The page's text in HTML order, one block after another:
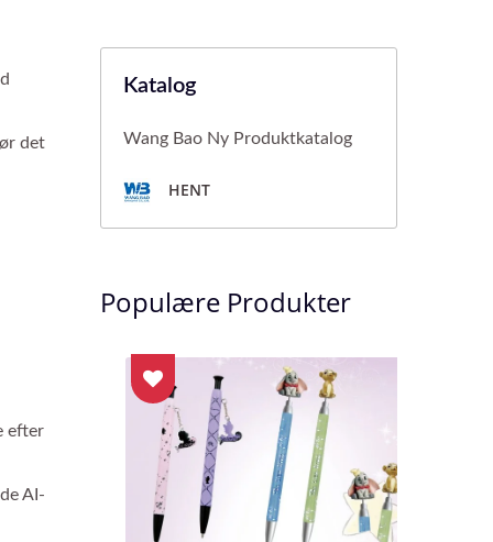
det
efter
AI-
Katalog
Wang Bao Ny Produktkatalog
HENT
Populære Produkter